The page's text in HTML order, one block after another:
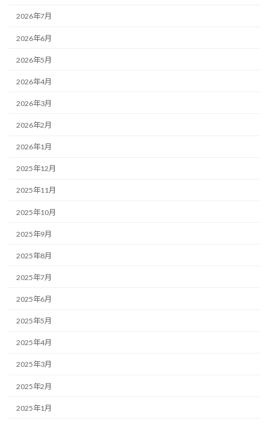
2026年7月
2026年6月
2026年5月
2026年4月
2026年3月
2026年2月
2026年1月
2025年12月
2025年11月
2025年10月
2025年9月
2025年8月
2025年7月
2025年6月
2025年5月
2025年4月
2025年3月
2025年2月
2025年1月